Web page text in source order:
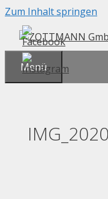
Zum Inhalt springen
Menü